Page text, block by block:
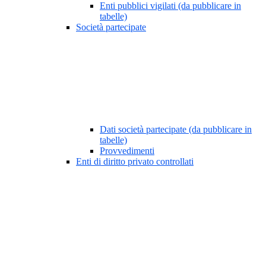
Enti pubblici vigilati (da pubblicare in
tabelle)
Società partecipate
Dati società partecipate (da pubblicare in
tabelle)
Provvedimenti
Enti di diritto privato controllati